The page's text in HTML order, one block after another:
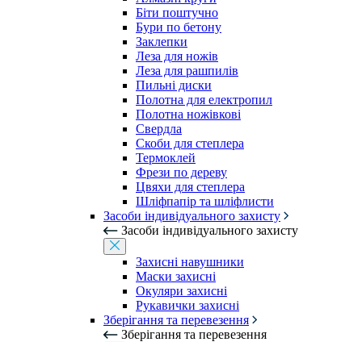
Біти поштучно
Бури по бетону
Заклепки
Леза для ножів
Леза для рашпилів
Пильні диски
Полотна для електропил
Полотна ножівкові
Свердла
Скоби для степлера
Термоклей
Фрези по дереву
Цвяхи для степлера
Шліфпапір та шліфлисти
Засоби індивідуального захисту
Засоби індивідуального захисту
Захисні навушники
Маски захисні
Окуляри захисні
Рукавички захисні
Зберігання та перевезення
Зберігання та перевезення